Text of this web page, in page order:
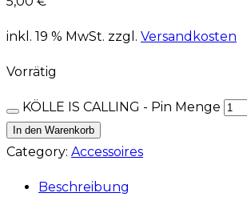
inkl. 19 % MwSt. zzgl. Versandkosten
Vorrätig
KÖLLE IS CALLING - Pin Menge
In den Warenkorb
Category: Accessoires
Beschreibung